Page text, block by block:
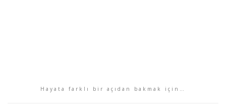
Hayata farklı bir açıdan bakmak için…